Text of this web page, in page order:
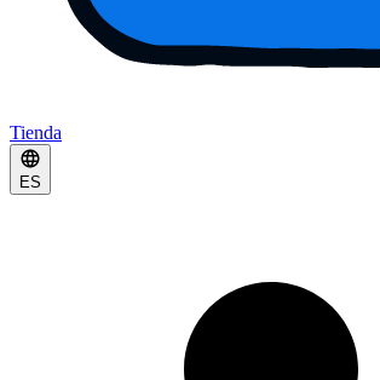
Tienda
ES